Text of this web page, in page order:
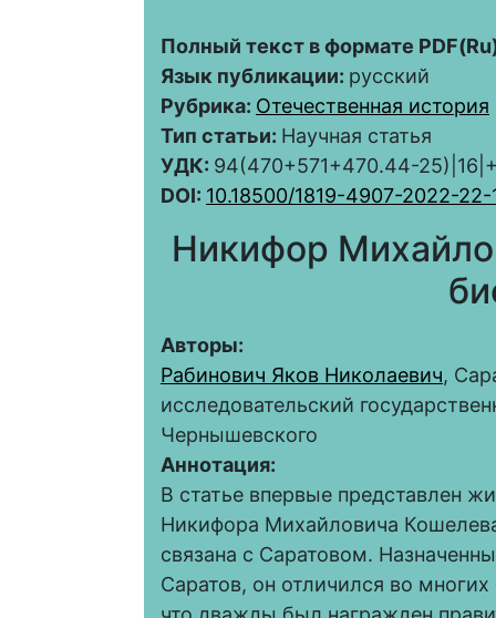
Полный текст в формате
Язык публикации: русский
Рубрика: Отечественная история
Тип статьи: Научная статья
УДК: 94(470+571+470.44-
DOI: 10.18500/1819-4907-2022-
Никифор
Авторы:
Рабинович Яков Николаевич,
исследовательский
Чернышевского
Аннотация:
В статье впервые представлен
Никифора Михайловича
связана с Саратовом.
Саратов, он отличился во